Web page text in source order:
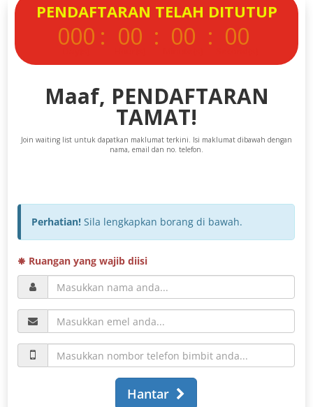
PENDAFTARAN TELAH DITUTUP
000 : 00 : 00 : 00
Maaf, PENDAFTARAN
TAMAT!
Join waiting list untuk dapatkan maklumat terkini. Isi maklumat dibawah dengan
nama, email dan no. telefon.